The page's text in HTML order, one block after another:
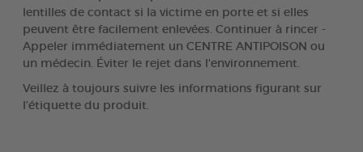
lentilles de contact si la victime en porte et si elles
peuvent être facilement enlevées. Continuer à rincer -
Appeler immédiatement un CENTRE ANTIPOISON ou
un médecin. Éviter le rejet dans l'environnement.
Veillez à toujours suivre les informations figurant sur
l’étiquette du produit.